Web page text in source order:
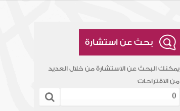
بحث عن استشارة
يمكنك البحث عن الاستشارة من خلال العديد
من الاقتراحات